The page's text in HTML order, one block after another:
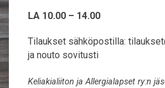
LA 10.00 – 14.00
Tilaukset sähköpostilla:
ja nouto sovitusti​
Keliakialiiton ja Allergialapset ry:n